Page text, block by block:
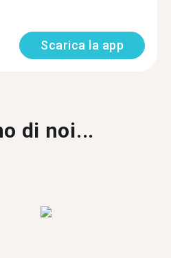
Scarica la app
di noi...